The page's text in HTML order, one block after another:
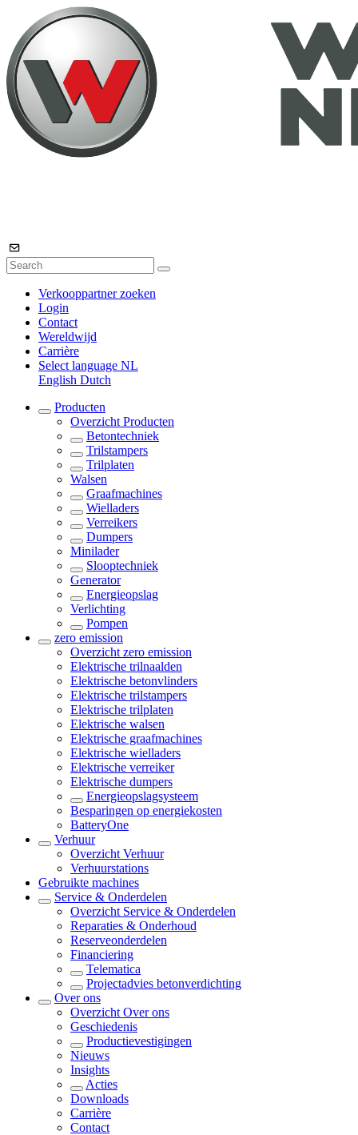
Verkooppartner zoeken
Login
Contact
Wereldwijd
Carrière
Select language NL
English Dutch
Producten
Overzicht Producten
Betontechniek
Trilstampers
Trilplaten
Walsen
Graafmachines
Wielladers
Verreikers
Dumpers
Minilader
Slooptechniek
Generator
Energieopslag
Verlichting
Pompen
zero emission
Overzicht zero emission
Elektrische trilnaalden
Elektrische betonvlinders
Elektrische trilstampers
Elektrische trilplaten
Elektrische walsen
Elektrische graafmachines
Elektrische wielladers
Elektrische verreiker
Elektrische dumpers
Energieopslagsysteem
Besparingen op energiekosten
BatteryOne
Verhuur
Overzicht Verhuur
Verhuurstations
Gebruikte machines
Service & Onderdelen
Overzicht Service & Onderdelen
Reparaties & Onderhoud
Reserveonderdelen
Financiering
Telematica
Projectadvies betonverdichting
Over ons
Overzicht Over ons
Geschiedenis
Productievestigingen
Nieuws
Insights
Acties
Downloads
Carrière
Contact